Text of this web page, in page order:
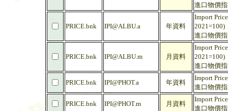
進口物價
PRICE.bnk IPI@ALBU.a 年資料
Import
2021=100)
進口物價
PRICE.bnk IPI@ALBU.m 月資料
Import
2021=100)
進口物價
PRICE.bnk IPI@PHOT.a 年資料
Import
進口物價
PRICE.bnk IPI@PHOT.m 月資料
Import
進口物價